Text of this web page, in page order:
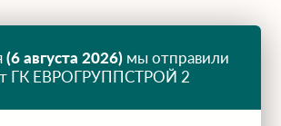
(6 августа 2026) мы отправили
ГК ЕВРОГРУППСТРОЙ 2